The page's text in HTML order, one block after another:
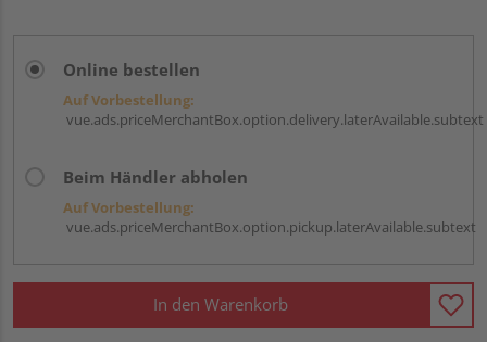
Online bestellen
Auf Vorbestellung:
vue.ads.priceMerchantBox.option.delivery.laterAvailable.subtext
Beim Händler abholen
Auf Vorbestellung:
vue.ads.priceMerchantBox.option.pickup.laterAvailable.subtext
In den Warenkorb